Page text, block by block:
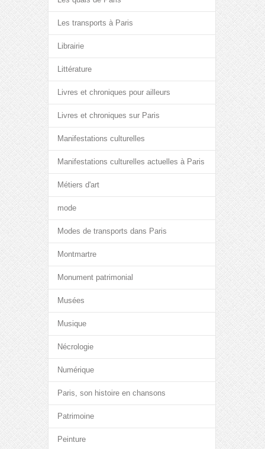
Les transports à Paris
Librairie
Littérature
Livres et chroniques pour ailleurs
Livres et chroniques sur Paris
Manifestations culturelles
Manifestations culturelles actuelles à Paris
Métiers d'art
mode
Modes de transports dans Paris
Montmartre
Monument patrimonial
Musées
Musique
Nécrologie
Numérique
Paris, son histoire en chansons
Patrimoine
Peinture